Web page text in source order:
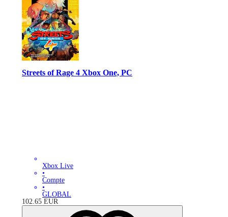
Streets of Rage 4 Xbox One, PC
Xbox Live
•
Compte
•
GLOBAL
102.65 EUR